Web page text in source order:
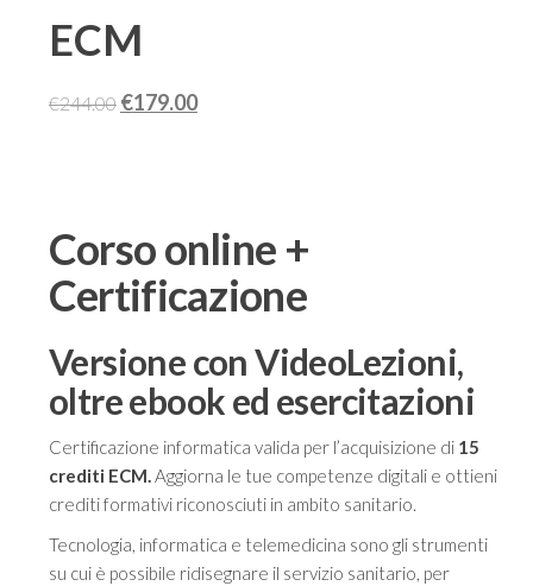
ECM
€244.00 Il
€179.00Il
€179.00.
Corso online +
Certificazione
Versione con VideoLezioni,
oltre ebook ed esercitazioni
Certificazione informatica valida per l’acquisizione di 15
crediti ECM.Aggiorna le tue competenze digitali e ottieni
crediti formativi riconosciuti in ambito sanitario.
Tecnologia, informatica e telemedicina sono gli strumenti
su cui è possibile ridisegnare il servizio sanitario, per